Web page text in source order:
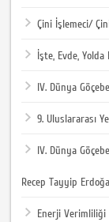
Çini İşlemeci/
İşte, Evde,
IV. Dünya
9. Uluslararası
IV. Dünya
Recep Tayyip
Enerji